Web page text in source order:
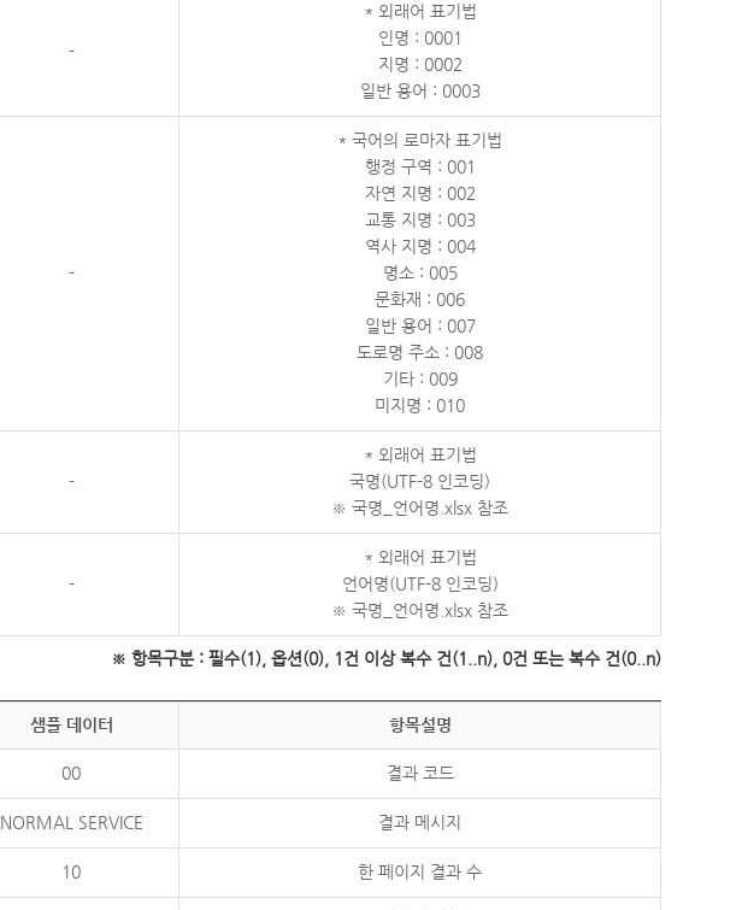
-
* 외래어 표기법
인명 : 0001
지명 : 0002
일반 용어 : 0003
-
* 국어의 로마자 표기법
행정 구역 : 001
자연 지명 : 002
교통 지명 : 003
역사 지명 : 004
명소 : 005
문화재 : 006
일반 용어 : 007
도로명 주소 : 008
기타 : 009
미지명 : 010
-
* 외래어 표기법
국명(UTF-8 인코딩)
※ 국명_언어명.xlsx 참조
-
* 외래어 표기법
언어명(UTF-8 인코딩)
※ 국명_언어명.xlsx 참조
※ 항목구분 : 필수(1), 옵션(0), 1건 이상 복수 건(1..n), 0건 또는 복수 건(0..n)
샘플 데이터 항목설명
00 결과 코드
NORMAL SERVICE 결과 메시지
10 한 페이지 결과 수